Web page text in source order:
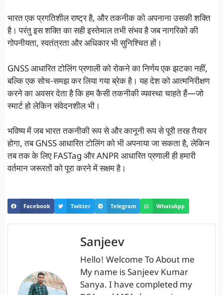
भारत एक प्रगतिशील राष्ट्र है, और तकनीक को अपनाना उसकी शक्ति
है। परंतु इस शक्ति का सही इस्तेमाल तभी संभव है जब नागरिकों की
गोपनीयता, स्वतंत्रता और अधिकार भी सुनिश्चित हों।
GNSS आधारित टोलिंग प्रणाली को रोकने का निर्णय एक झटका नहीं,
बल्कि एक सोच-समझ कर लिया गया ब्रेक है। यह देश को आत्मनिरीक्षण
करने का अवसर देता है कि हम कैसी तकनीकी व्यवस्था चाहते हैं—जो
स्मार्ट हो लेकिन संवेदनशील भी।
भविष्य में जब भारत तकनीकी रूप से और कानूनी रूप से पूरी तरह तैयार
होगा, तब GNSS आधारित टोलिंग को भी अपनाया जा सकता है, लेकिन
तब तक के लिए FASTag और ANPR आधारित प्रणाली ही हमारी
वर्तमान जरूरतों को पूरा करने में सक्षम है।
Facebook Twitter Telegram WhatsApp
Sanjeev
Hello! Welcome To About me
My name is Sanjeev Kumar
Sanya. I have completed my